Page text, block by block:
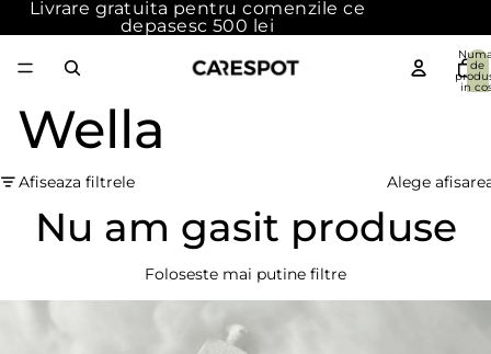
Livrare gratuita pentru comenzile ce
depasesc 500 lei
de
in
Wella
Afiseaza filtrele Alege
Nu am gasit produse
Foloseste mai putine filtre